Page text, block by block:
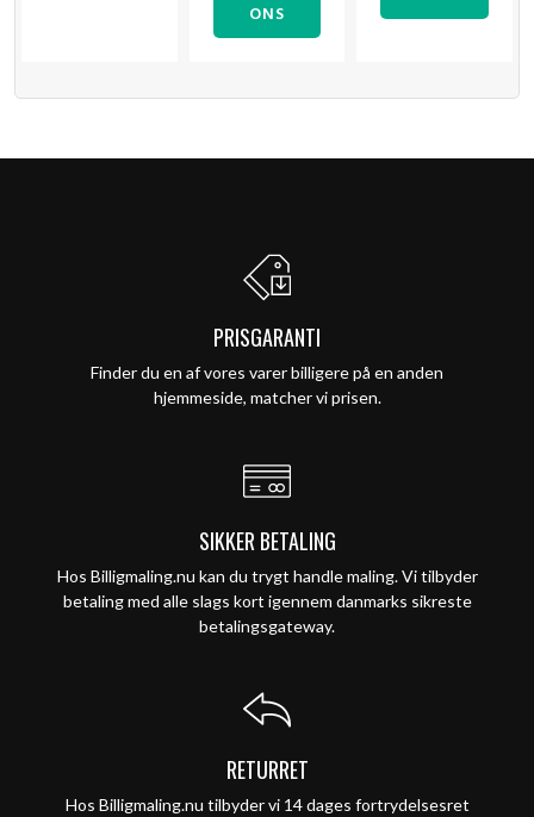
ONS
PRISGARANTI
Finder du en af vores varer billigere på en anden
hjemmeside, matcher vi prisen.
SIKKER BETALING
Hos Billigmaling.nu kan du trygt handle maling. Vi tilbyder
betaling med alle slags kort igennem danmarks sikreste
betalingsgateway.
RETURRET
Hos Billigmaling.nu tilbyder vi 14 dages fortrydelsesret